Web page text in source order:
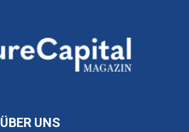
ÜBER UNS